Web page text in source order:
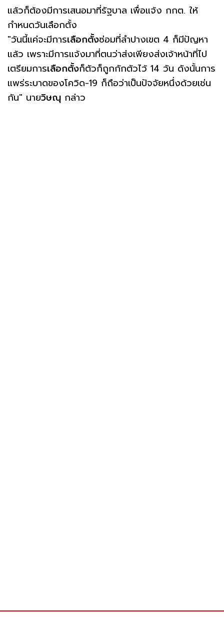
แล้วก็ต้องมีการเสนอมาที่รัฐบาล เพื่อแจ้ง กกต. ให้
กำหนดวันเลือกตั้ง
"วันนี้แค่จะมีการเลือกตั้งซ่อมที่ลำปางเขต 4 ก็มีปัญหา
แล้ว เพราะมีการแจ้งมาที่ตนว่าส่งเพียงส่งเจ้าหน้าที่ไป
เตรียมการเลือกตั้งก็ตัวก็ถูกกักตัวไว้ 14 วัน ดังนั้นการ
แพร่ระบาดของโควิด-19 ก็ถือว่าเป็นปัจจัยหนึ่งด้วยเช่น
กัน" นายวิษณุ กล่าว